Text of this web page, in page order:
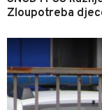
Zloupotreba